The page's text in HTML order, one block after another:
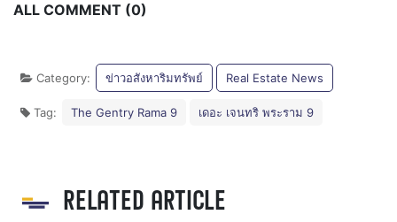
ALL COMMENT (0)
Category: ข่าวอสังหาริมทรัพย์ Real Estate News
Tag: The Gentry Rama 9 เดอะ เจนทริ พระราม 9
RELATED ARTICLE